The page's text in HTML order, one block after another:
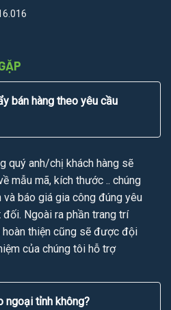
bán hàng theo yêu cầu
quý anh/chị khách hàng sẽ
mẫu mã, kích thước .. chúng
báo giá gia công đúng yêu
Ngoài ra phần trang trí
thiện cũng sẽ được đội
của chúng tôi hỗ trợ
ngoại tỉnh không?